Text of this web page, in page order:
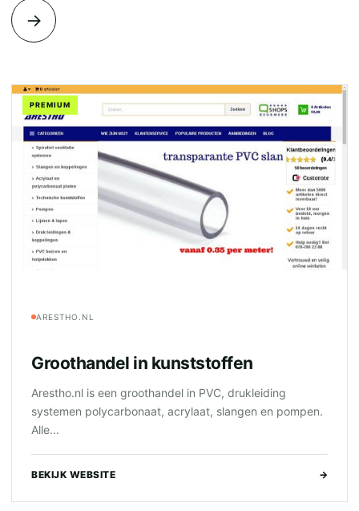
→
PREMIUM
ARESTHO.NL
Groothandel in kunststoffen
Arestho.nl is een groothandel in PVC, drukleiding
systemen polycarbonaat, acrylaat, slangen en pompen.
Alle...
BEKIJK WEBSITE →